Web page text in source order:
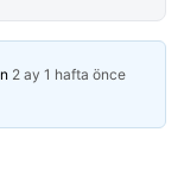
2 ay 1 hafta önce